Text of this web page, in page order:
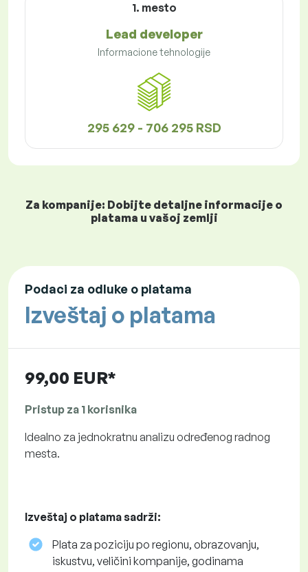
1. mesto
Lead developer
Informacione tehnologije
295 629 - 706 295 RSD
Za kompanije: Dobijte detaljne informacije o
platama u vašoj zemlji
Podaci za odluke o platama
Izveštaj o platama
99,00 EUR*
Pristup za 1 korisnika
Idealno za jednokratnu analizu određenog radnog
mesta.
Izveštaj o platama sadrži:
Plata za poziciju po regionu, obrazovanju,
iskustvu, veličini kompanije, godinama